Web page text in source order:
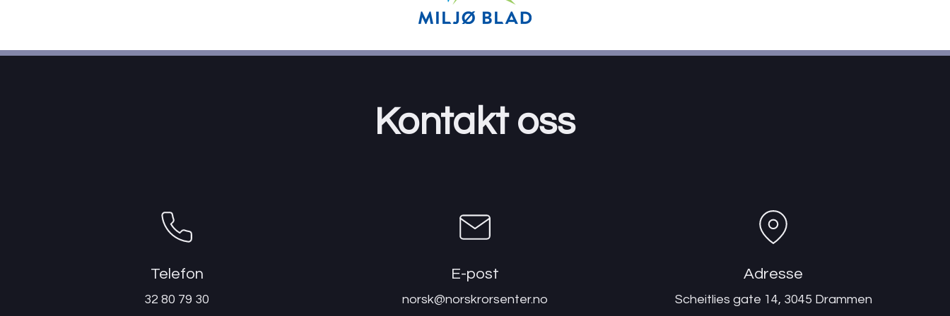
Kontakt oss
Telefon
32 80 79 30
E-post
norsk@norskrorsenter.no
Adresse
Scheitlies gate 14, 3045 Drammen